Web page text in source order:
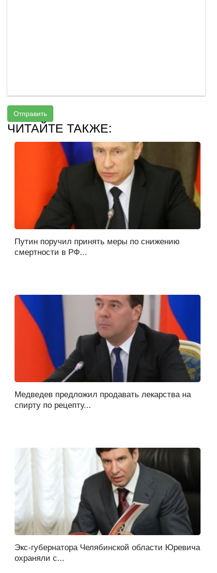
Отправить
ЧИТАЙТЕ ТАКЖЕ:
Путин поручил принять меры по снижению
смертности в РФ...
Медведев предложил продавать лекарства на
спирту по рецепту...
Экс-губернатора Челябинской области Юревича
охраняли с...